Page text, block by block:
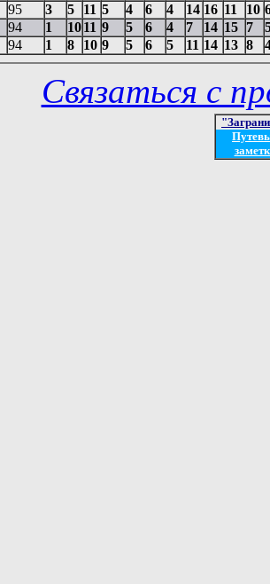
95 3 5 11 5 4 6 4 14 16 11 10
94 1 1011 9 5 6 4 7 14 15 7
94 1 8 10 9 5 6 5 11 14 13 8
Связаться с